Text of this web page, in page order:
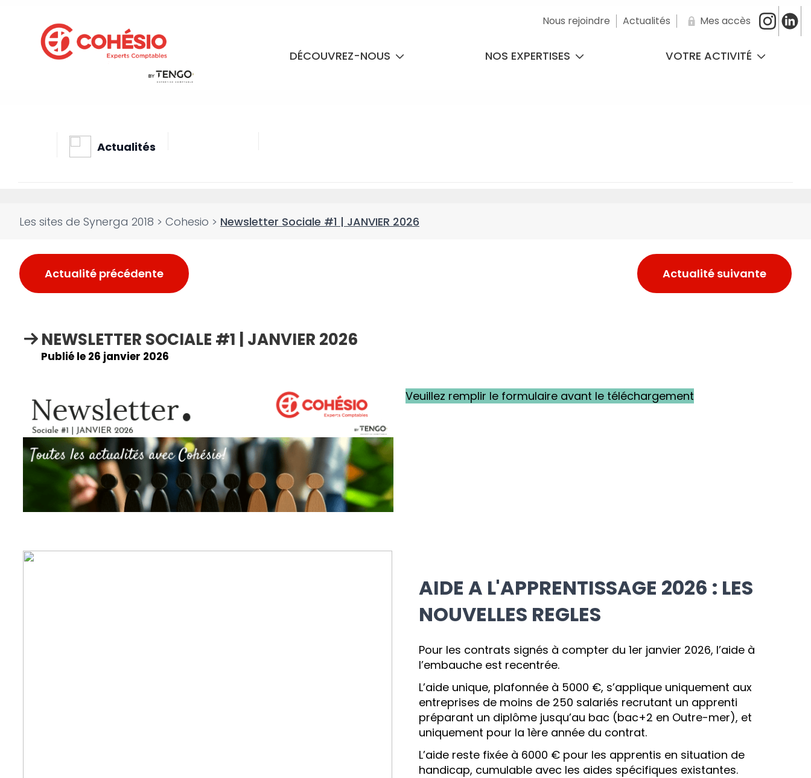
Nous rejoindre Actualités Mes accès
DÉCOUVREZ-NOUS NOS EXPERTISES VOTRE ACTIVITÉ
Actualités
Les sites de Synerga 2018 > Cohesio > Newsletter Sociale #1 | JANVIER 2026
Actualité précédente Actualité suivante
NEWSLETTER SOCIALE #1 | JANVIER 2026
Publié le 26 janvier 2026
Veuillez remplir le formulaire avant le téléchargement
AIDE A L'APPRENTISSAGE 2026 : LES
NOUVELLES REGLES
Pour les contrats signés à compter du 1er janvier 2026, l’aide à
l’embauche est recentrée.
L’aide unique, plafonnée à 5000 €, s’applique uniquement aux
entreprises de moins de 250 salariés recrutant un apprenti
préparant un diplôme jusqu’au bac (bac+2 en Outre-mer), et
uniquement pour la 1ère année du contrat.
L’aide reste fixée à 6000 € pour les apprentis en situation de
handicap, cumulable avec les aides spécifiques existantes.